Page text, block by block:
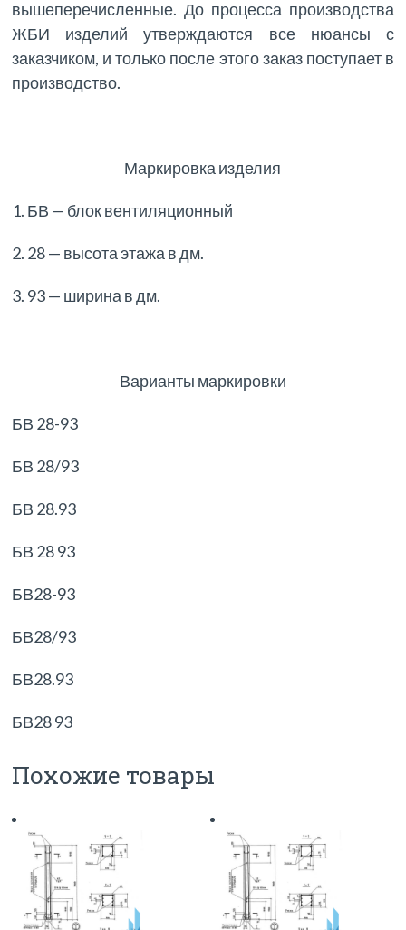
вышеперечисленные. До процесса производства
ЖБИ изделий утверждаются все нюансы с
заказчиком, и только после этого заказ поступает в
производство.
Маркировка изделия
1. БВ — блок вентиляционный
2. 28 — высота этажа в дм.
3. 93 — ширина в дм.
Варианты маркировки
БВ 28-93
БВ 28/93
БВ 28.93
БВ 28 93
БВ28-93
БВ28/93
БВ28.93
БВ28 93
Похожие товары